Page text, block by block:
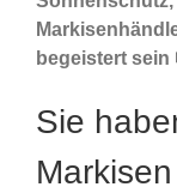
begeistert
Sie